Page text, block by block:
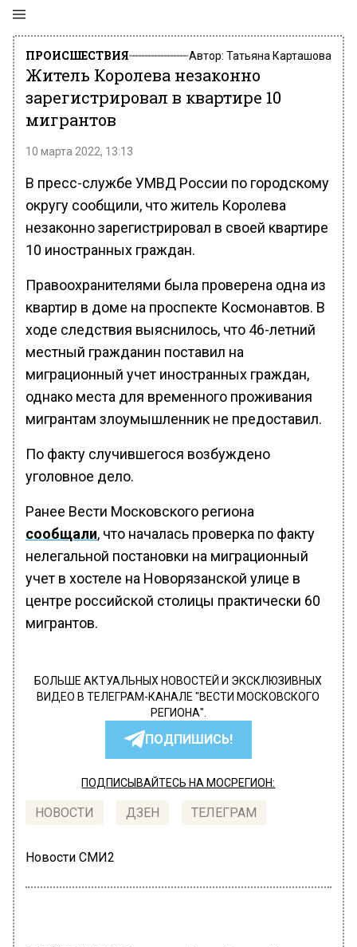
ПРОИСШЕСТВИЯ Автор: Татьяна Карташова
Житель Королева незаконно
зарегистрировал в квартире 10
мигрантов
10 марта 2022, 13:13
В пресс-службе УМВД России по городскому
округу сообщили, что житель Королева
незаконно зарегистрировал в своей квартире
10 иностранных граждан.
Правоохранителями была проверена одна из
квартир в доме на проспекте Космонавтов. В
ходе следствия выяснилось, что 46-летний
местный гражданин поставил на
миграционный учет иностранных граждан,
однако места для временного проживания
мигрантам злоумышленник не предоставил.
По факту случившегося возбуждено
уголовное дело.
Ранее Вести Московского региона
сообщали, что началась проверка по факту
нелегальной постановки на миграционный
учет в хостеле на Новорязанской улице в
центре российской столицы практически 60
мигрантов.
БОЛЬШЕ АКТУАЛЬНЫХ НОВОСТЕЙ И ЭКСКЛЮЗИВНЫХ
ВИДЕО В ТЕЛЕГРАМ-КАНАЛЕ "ВЕСТИ МОСКОВСКОГО
РЕГИОНА".
ПОДПИШИСЬ!
ПОДПИСЫВАЙТЕСЬ НА МОСРЕГИОН:
НОВОСТИ ДЗЕН ТЕЛЕГРАМ
Новости СМИ2